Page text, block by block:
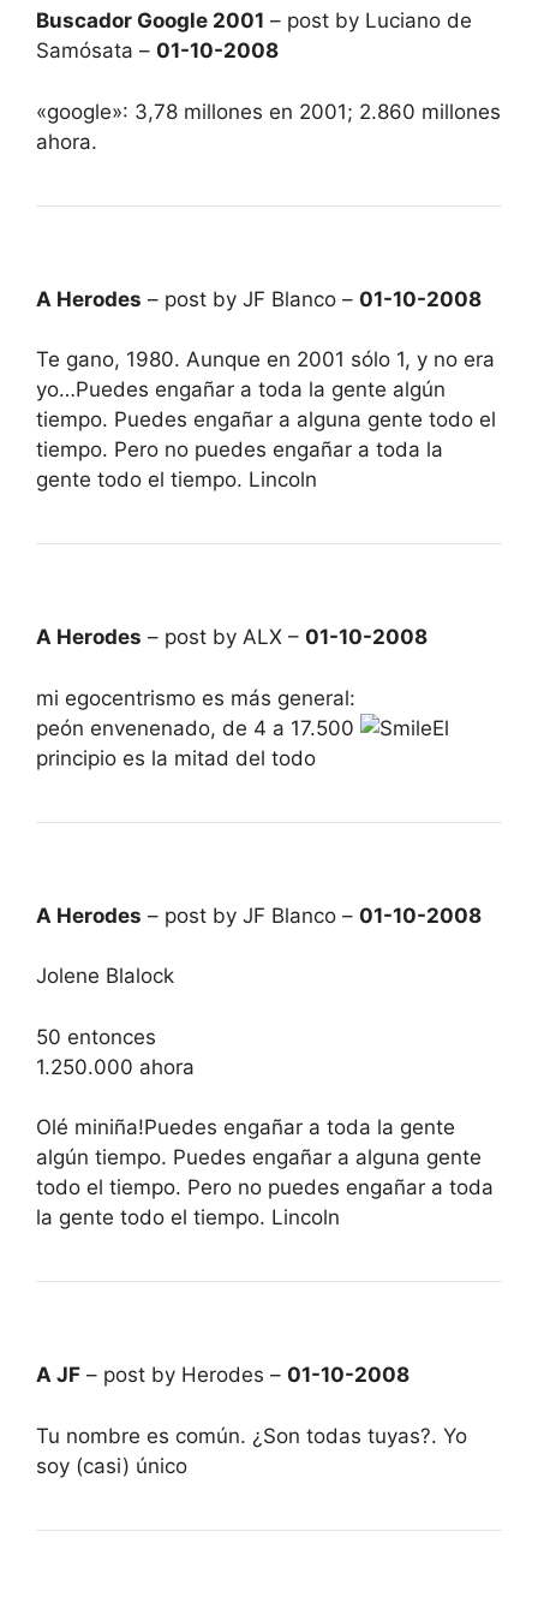
Buscador Google 2001 – post by Luciano de
Samósata – 01-10-2008
«google»: 3,78 millones en 2001; 2.860 millones
ahora.
A Herodes – post by JF Blanco – 01-10-2008
Te gano, 1980. Aunque en 2001 sólo 1, y no era
yo…Puedes engañar a toda la gente algún
tiempo. Puedes engañar a alguna gente todo el
tiempo. Pero no puedes engañar a toda la
gente todo el tiempo. Lincoln
A Herodes – post by ALX – 01-10-2008
mi egocentrismo es más general:
peón envenenado, de 4 a 17.500
El
principio es la mitad del todo
A Herodes – post by JF Blanco – 01-10-2008
Jolene Blalock
50 entonces
1.250.000 ahora
Olé miniña!Puedes engañar a toda la gente
algún tiempo. Puedes engañar a alguna gente
todo el tiempo. Pero no puedes engañar a toda
la gente todo el tiempo. Lincoln
A JF – post by Herodes – 01-10-2008
Tu nombre es común. ¿Son todas tuyas?. Yo
soy (casi) único